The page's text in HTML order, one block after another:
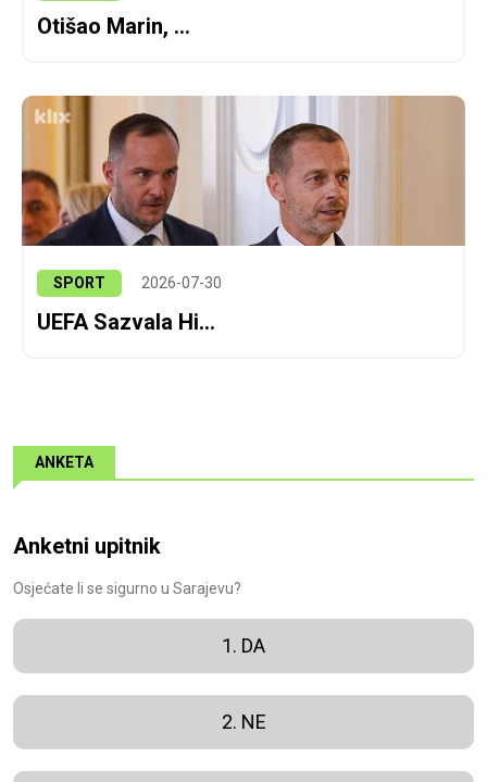
Otišao Marin, ...
SPORT 2026-07-30
UEFA Sazvala Hi...
ANKETA
Anketni upitnik
Osjećate li se sigurno u Sarajevu?
1. DA
2. NE